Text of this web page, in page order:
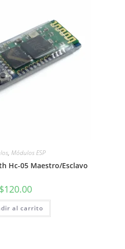
,Módulos ESP
Hc-05 Maestro/Esclavo
$120.00
al carrito